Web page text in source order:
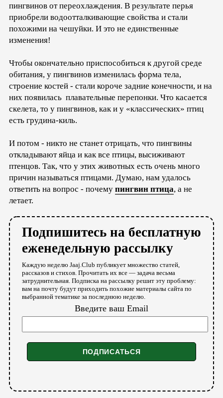
пингвинов от переохлаждения. В результате перья
приобрели водоотталкивающие свойства и стали
похожими на чешуйки. И это не единственные
изменения!
Чтобы окончательно приспособиться к другой среде
обитания, у пингвинов изменилась форма тела,
строение костей - стали короче задние конечности, и на
них появилась плавательные перепонки. Что касается
скелета, то у пингвинов, как и у «классических» птиц
есть грудина-киль.
И потом - никто не станет отрицать, что пингвины
откладывают яйца и как все птицы, высиживают
птенцов. Так, что у этих животных есть очень много
причин называться птицами. Думаю, нам удалось
ответить на вопрос - почему пингвин птица, а не
летает.
Подпишитесь на бесплатную
еженедельную рассылку
Каждую неделю Jaaj.Club публикует множество статей,
рассказов и стихов. Прочитать их все — задача весьма
затруднительная. Подписка на рассылку решит эту проблему:
вам на почту будут приходить похожие материалы сайта по
выбранной тематике за последнюю неделю.
Введите ваш Email